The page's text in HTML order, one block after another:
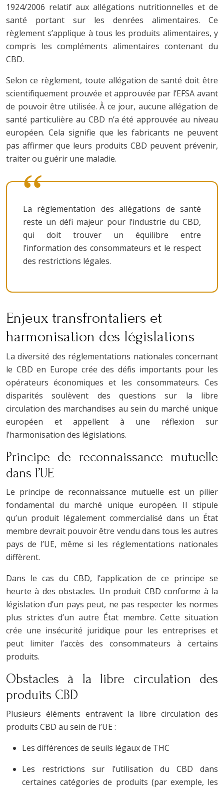
1924/2006 relatif aux allégations nutritionnelles et de
santé portant sur les denrées alimentaires. Ce
règlement s’applique à tous les produits alimentaires, y
compris les compléments alimentaires contenant du
CBD.
Selon ce règlement, toute allégation de santé doit être
scientifiquement prouvée et approuvée par l’EFSA avant
de pouvoir être utilisée. À ce jour, aucune allégation de
santé particulière au CBD n’a été approuvée au niveau
européen. Cela signifie que les fabricants ne peuvent
pas affirmer que leurs produits CBD peuvent prévenir,
traiter ou guérir une maladie.
La réglementation des allégations de santé
reste un défi majeur pour l’industrie du CBD,
qui doit trouver un équilibre entre
l’information des consommateurs et le respect
des restrictions légales.
Enjeux transfrontaliers et
harmonisation des législations
La diversité des réglementations nationales concernant
le CBD en Europe crée des défis importants pour les
opérateurs économiques et les consommateurs. Ces
disparités soulèvent des questions sur la libre
circulation des marchandises au sein du marché unique
européen et appellent à une réflexion sur
l’harmonisation des législations.
Principe de reconnaissance mutuelle
dans l’UE
Le principe de reconnaissance mutuelle est un pilier
fondamental du marché unique européen. Il stipule
qu’un produit légalement commercialisé dans un État
membre devrait pouvoir être vendu dans tous les autres
pays de l’UE, même si les réglementations nationales
diffèrent.
Dans le cas du CBD, l’application de ce principe se
heurte à des obstacles. Un produit CBD conforme à la
législation d’un pays peut, ne pas respecter les normes
plus strictes d’un autre État membre. Cette situation
crée une insécurité juridique pour les entreprises et
peut limiter l’accès des consommateurs à certains
produits.
Obstacles à la libre circulation des
produits CBD
Plusieurs éléments entravent la libre circulation des
produits CBD au sein de l’UE :
Les différences de seuils légaux de THC
Les restrictions sur l’utilisation du CBD dans
certaines catégories de produits (par exemple, les